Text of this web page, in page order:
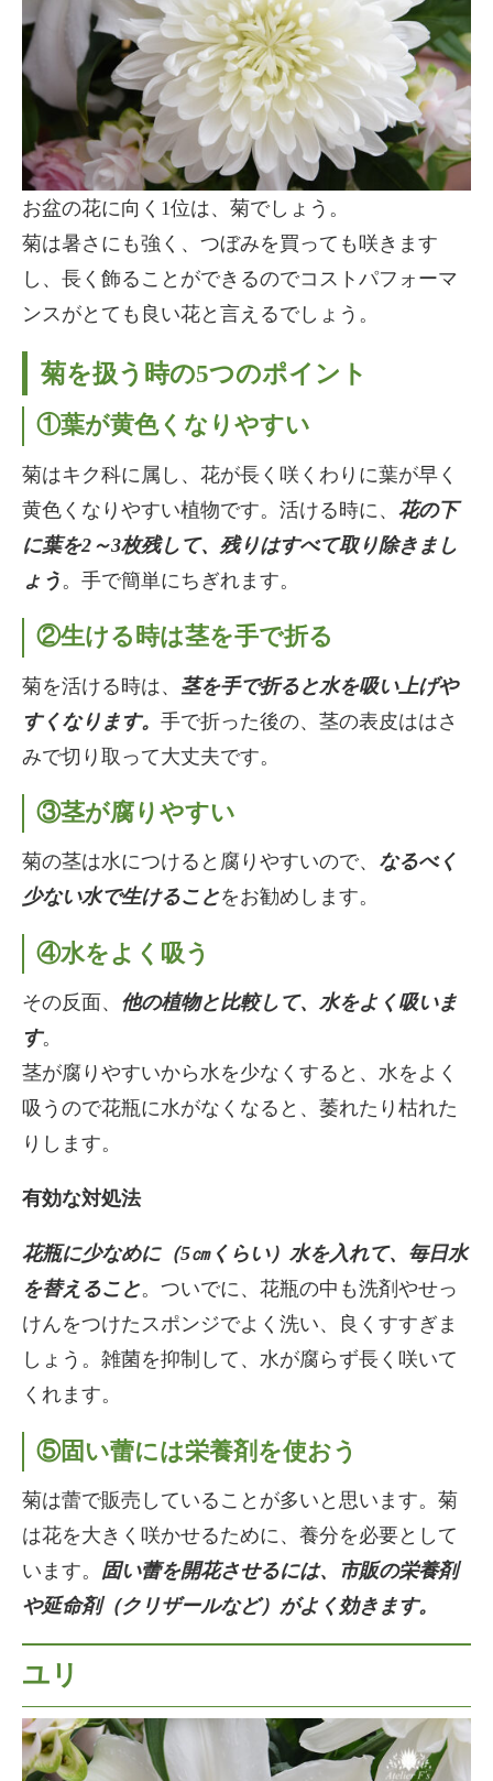
お盆の花に向く1位は、菊でしょう。
菊は暑さにも強く、つぼみを買っても咲きます
し、長く飾ることができるのでコストパフォーマ
ンスがとても良い花と言えるでしょう。
菊を扱う時の5つのポイント
①葉が黄色くなりやすい
菊はキク科に属し、花が長く咲くわりに葉が早く
黄色くなりやすい植物です。活ける時に、 花の下
に葉を2～3枚残して、残りはすべて取り除きまし
ょう 。手で簡単にちぎれます。
②生ける時は茎を手で折る
菊を活ける時は、 茎を手で折ると水を吸い上げや
すくなります。 手で折った後の、茎の表皮ははさ
みで切り取って大丈夫です。
③茎が腐りやすい
菊の茎は水につけると腐りやすいので、 なるべく
少ない水で生けることをお勧めします。
④水をよく吸う
その反面、 他の植物と比較して、水をよく吸いま
す。
茎が腐りやすいから水を少なくすると、水をよく
吸うので花瓶に水がなくなると、萎れたり枯れた
りします。
有効な対処法
花瓶に少なめに（5㎝くらい）水を入れて、毎日水
を替えること。ついでに、花瓶の中も洗剤やせっ
けんをつけたスポンジでよく洗い、良くすすぎま
しょう。雑菌を抑制して、水が腐らず長く咲いて
くれます。
⑤固い蕾には栄養剤を使おう
菊は蕾で販売していることが多いと思います。菊
は花を大きく咲かせるために、養分を必要として
います。 固い蕾を開花させるには、市販の栄養剤
や延命剤（クリザールなど）がよく効きます。
ユリ